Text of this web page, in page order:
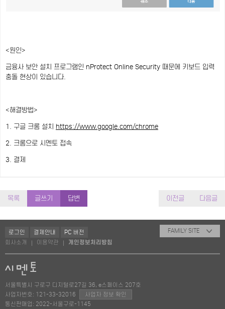
<원인>
금융사 보안 설치 프로그램인 nProtect Online Security 때문에 키보드 입력
충돌 현상이 있습니다.
<해결방법>
1. 구글 크롬 설치 https://www.google.com/chrome
2. 크롬으로 시멘토 접속
3. 결제
목록 글쓰기 답변 이전글 다음글
로그인 결제안내
PC 버전
회사소개
이용약관 개인정보처리방침
FAMILY SITE
서울특별시 구로구 디지털로27길 36, e스페이스 207호
사업자번호: 121-33-32016
사업자 정보 확인
통신판매업: 2022-서울구로-1145